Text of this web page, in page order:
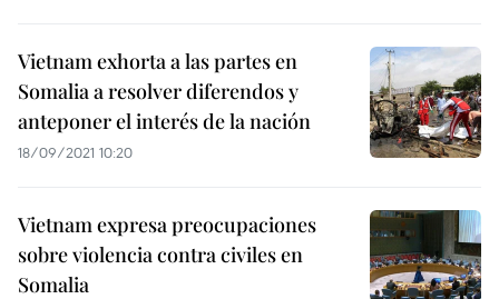
Vietnam exhorta a las partes en
Somalia a resolver diferendos y
anteponer el interés de la nación
18/09/2021 10:20
Vietnam expresa preocupaciones
sobre violencia contra civiles en
Somalia